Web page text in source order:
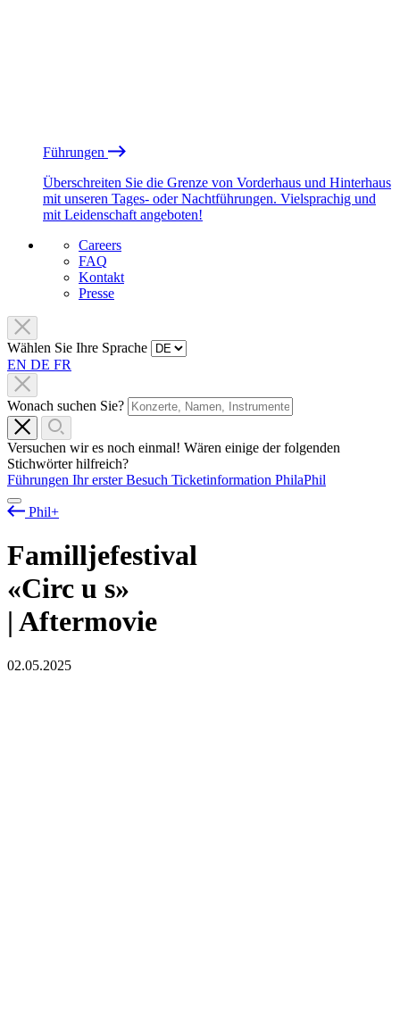
Führungen
Überschreiten Sie die Grenze von Vorderhaus und Hinterhaus
mit unseren Tages- oder Nachtführungen. Vielsprachig und
mit Leidenschaft angeboten!
Careers
FAQ
Kontakt
Presse
Wählen Sie Ihre Sprache
EN DE FR
Wonach suchen Sie?
Versuchen wir es noch einmal! Wären einige der folgenden
Stichwörter hilfreich?
Führungen Ihr erster Besuch Ticketinformation PhilaPhil
Phil+
Familljefestival
«Circ u s»
| Aftermovie
02.05.2025